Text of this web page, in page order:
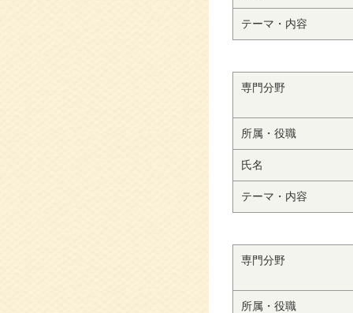
テーマ・内容
専門分野
所属・役職
氏名
テーマ・内容
専門分野
所属・役職